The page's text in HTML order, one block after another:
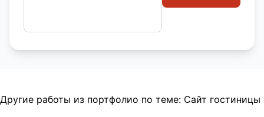
Другие работы из портфолио по теме: Сайт гостиницы